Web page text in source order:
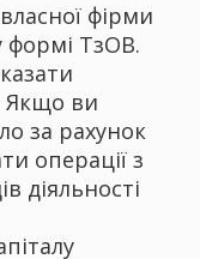
фірми
формі ТзОВ.
Якщо ви
за рахунок
операції з
діяльності